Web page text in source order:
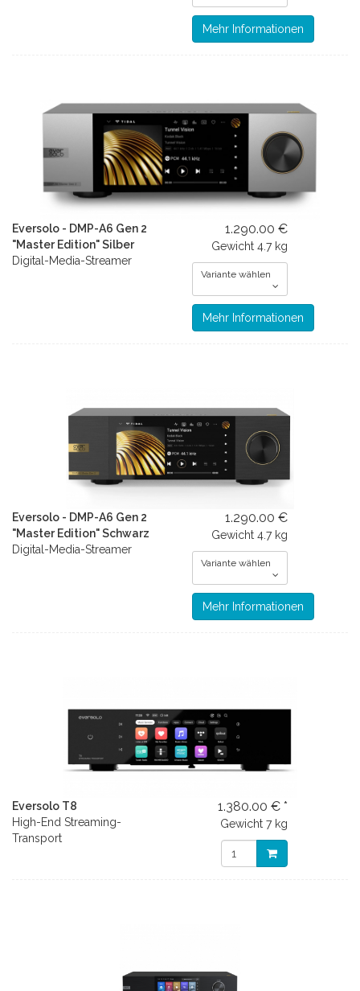
Mehr Informationen
Eversolo - DMP-A6 Gen 2
"Master Edition" Silber
Digital-Media-Streamer
1.290.00 €
Gewicht 4.7 kg
Variante wählen
Mehr Informationen
Eversolo - DMP-A6 Gen 2
"Master Edition" Schwarz
Digital-Media-Streamer
1.290.00 €
Gewicht 4.7 kg
Variante wählen
Mehr Informationen
Eversolo T8
High-End Streaming-
Transport
1.380.00 € *
Gewicht 7 kg